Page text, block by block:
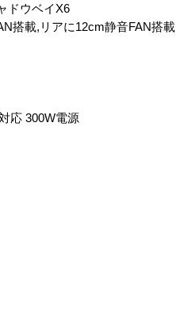
ドウベイX6
搭載,リアに12cm静音FAN搭載
応 300W電源